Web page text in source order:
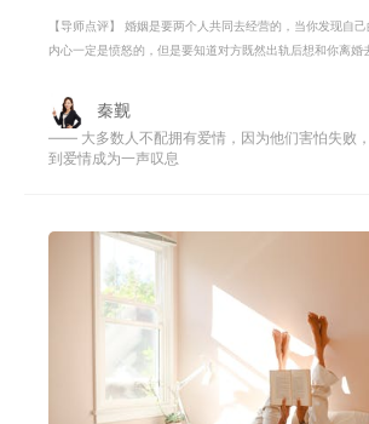
【导师点评】 婚姻是要两个人共同去经营的，当你发现自
内心一定是愤怒的，但是要知道对方既然出轨后想和你离婚
秦觐
—— 大多数人不配拥有爱情，因为他们害怕失败
到爱情成为一声叹息